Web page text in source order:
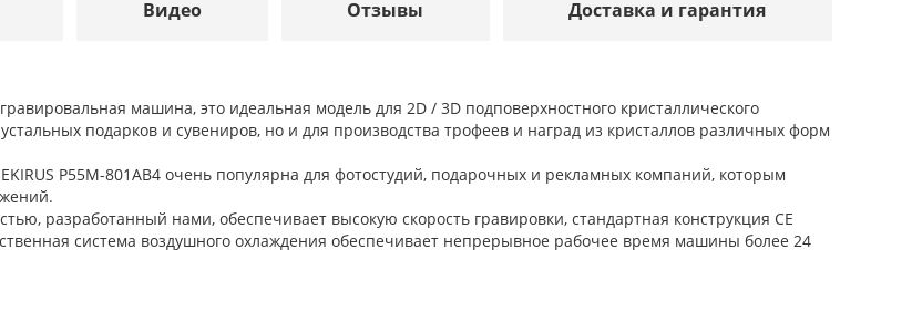
Видео Отзывы Доставка и гарантия
машина, это идеальная модель для 2D / 3D подповерхностного кристаллического
подарков и сувениров, но и для производства трофеев и наград из кристаллов различных форм
P55M-801AB4 очень популярна для фотостудий, подарочных и рекламных компаний, которым
разработанный нами, обеспечивает высокую скорость гравировки, стандартная конструкция CE
система воздушного охлаждения обеспечивает непрерывное рабочее время машины более 24